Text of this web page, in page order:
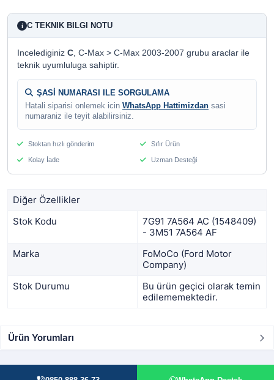
i C TEKNIK BILGI NOTU
Incelediginiz C, C-Max > C-Max 2003-2007 grubu araclar ile
teknik uyumluluga sahiptir.
ŞASİ NUMARASI ILE SORGULAMA
Hatali siparisi onlemek icin WhatsApp Hattimizdan sasi
numaraniz ile teyit alabilirsiniz.
Stoktan hızlı gönderim Sıfır Ürün
Kolay İade Uzman Desteği
Diğer Özellikler
Stok Kodu
7G91 7A564 AC (1548409)
- 3M51 7A564 AF
Marka
FoMoCo (Ford Motor
Company)
Stok Durumu
Bu ürün geçici olarak temin
edilememektedir.
Ürün Yorumları